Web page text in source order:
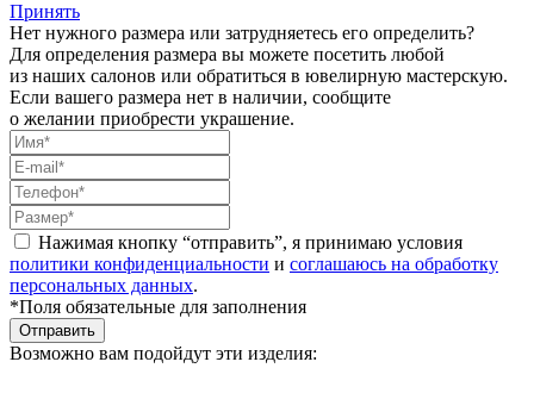
Принять
Нет нужного размера или затрудняетесь его определить?
Для определения размера вы можете посетить любой
из наших салонов или обратиться в ювелирную мастерскую.
Если вашего размера нет в наличии, сообщите
о желании приобрести украшение.
Нажимая кнопку “отправить”, я принимаю условия
политики конфиденциальности и соглашаюсь на обработку
персональных данных.
*Поля обязательные для заполнения
Отправить
Возможно вам подойдут эти изделия: